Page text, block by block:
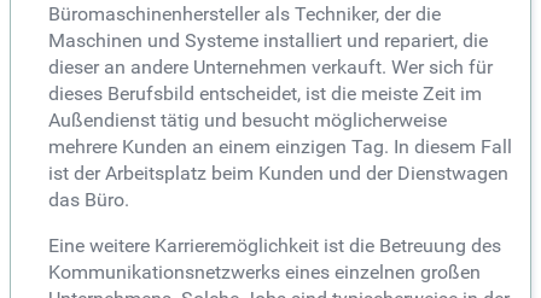
Büromaschinenhersteller als Techniker, der die
Maschinen und Systeme installiert und repariert, die
dieser an andere Unternehmen verkauft. Wer sich für
dieses Berufsbild entscheidet, ist die meiste Zeit im
Außendienst tätig und besucht möglicherweise
mehrere Kunden an einem einzigen Tag. In diesem Fall
ist der Arbeitsplatz beim Kunden und der Dienstwagen
das Büro.
Eine weitere Karrieremöglichkeit ist die Betreuung des
Kommunikationsnetzwerks eines einzelnen großen